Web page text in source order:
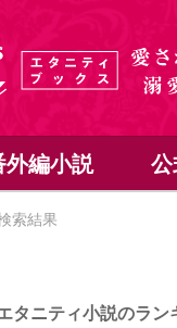
外編小説
索結果
ニティ小説のラン